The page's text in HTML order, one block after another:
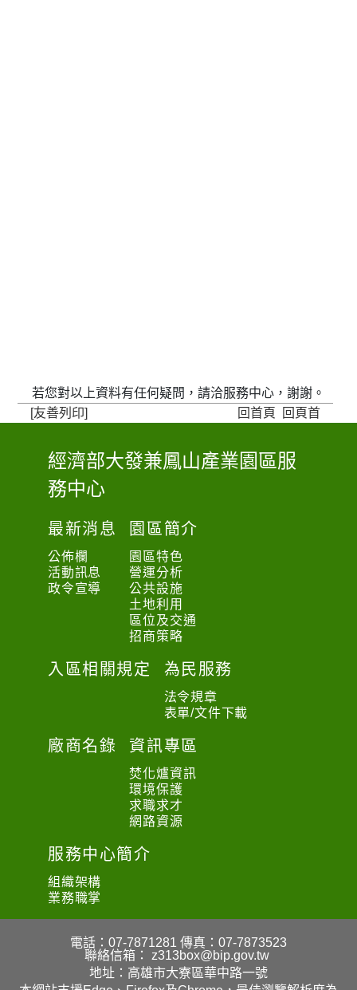
若您對以上資料有任何疑問，請洽服務中心，謝謝。
[友善列印]
回首頁 回頁首
:
:
經濟部大發兼鳳山產業園區服
務中心
最新消息
公佈欄
活動訊息
政令宣導
園區簡介
園區特色
營運分析
公共設施
土地利用
區位及交通
招商策略
入區相關規定 為民服務
法令規章
表單/文件下載
廠商名錄 資訊專區
焚化爐資訊
環境保護
求職求才
網路資源
服務中心簡介
組織架構
業務職掌
電話：07-7871281 傳真：07-7873523
聯絡信箱：
z313box@bip.gov.tw
地址：高雄市大寮區華中路一號